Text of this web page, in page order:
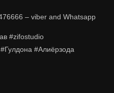
– viber and Whatsapp
#zifostudio
#Алиёрзода